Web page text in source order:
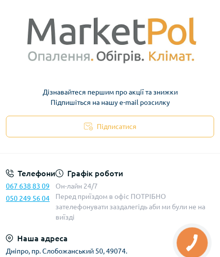
Дізнавайтеся першим про акції та знижки
Підпишіться на нашу e-mail розсилку
Підписатися
Телефони
067 638 83 09
050 249 56 04
Графік роботи
Он-лайн 24/7
Перед приїздом в офіс ПОТРІБНО
зателефонувати заздалегідь аби ми були не на
виїзді
Наша адреса
Дніпро, пр. Слобожанський 50, 49074.